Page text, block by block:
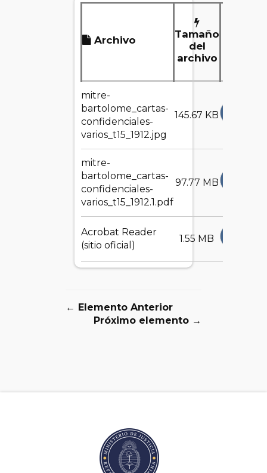
Archivo
Tamaño
del
archivo
mitre-
bartolome_cartas-
confidenciales-
varios_t15_1912.jpg
145.67 KB
mitre-
bartolome_cartas-
confidenciales-
varios_t15_1912.1.pdf
97.77 MB
Acrobat Reader
(sitio oficial)
1.55 MB
← Elemento Anterior
Próximo elemento →